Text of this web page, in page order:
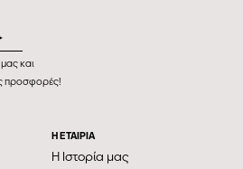
και
προσφορές!
Η ΕΤΑΙΡΊΑ
Η Ιστορία μας